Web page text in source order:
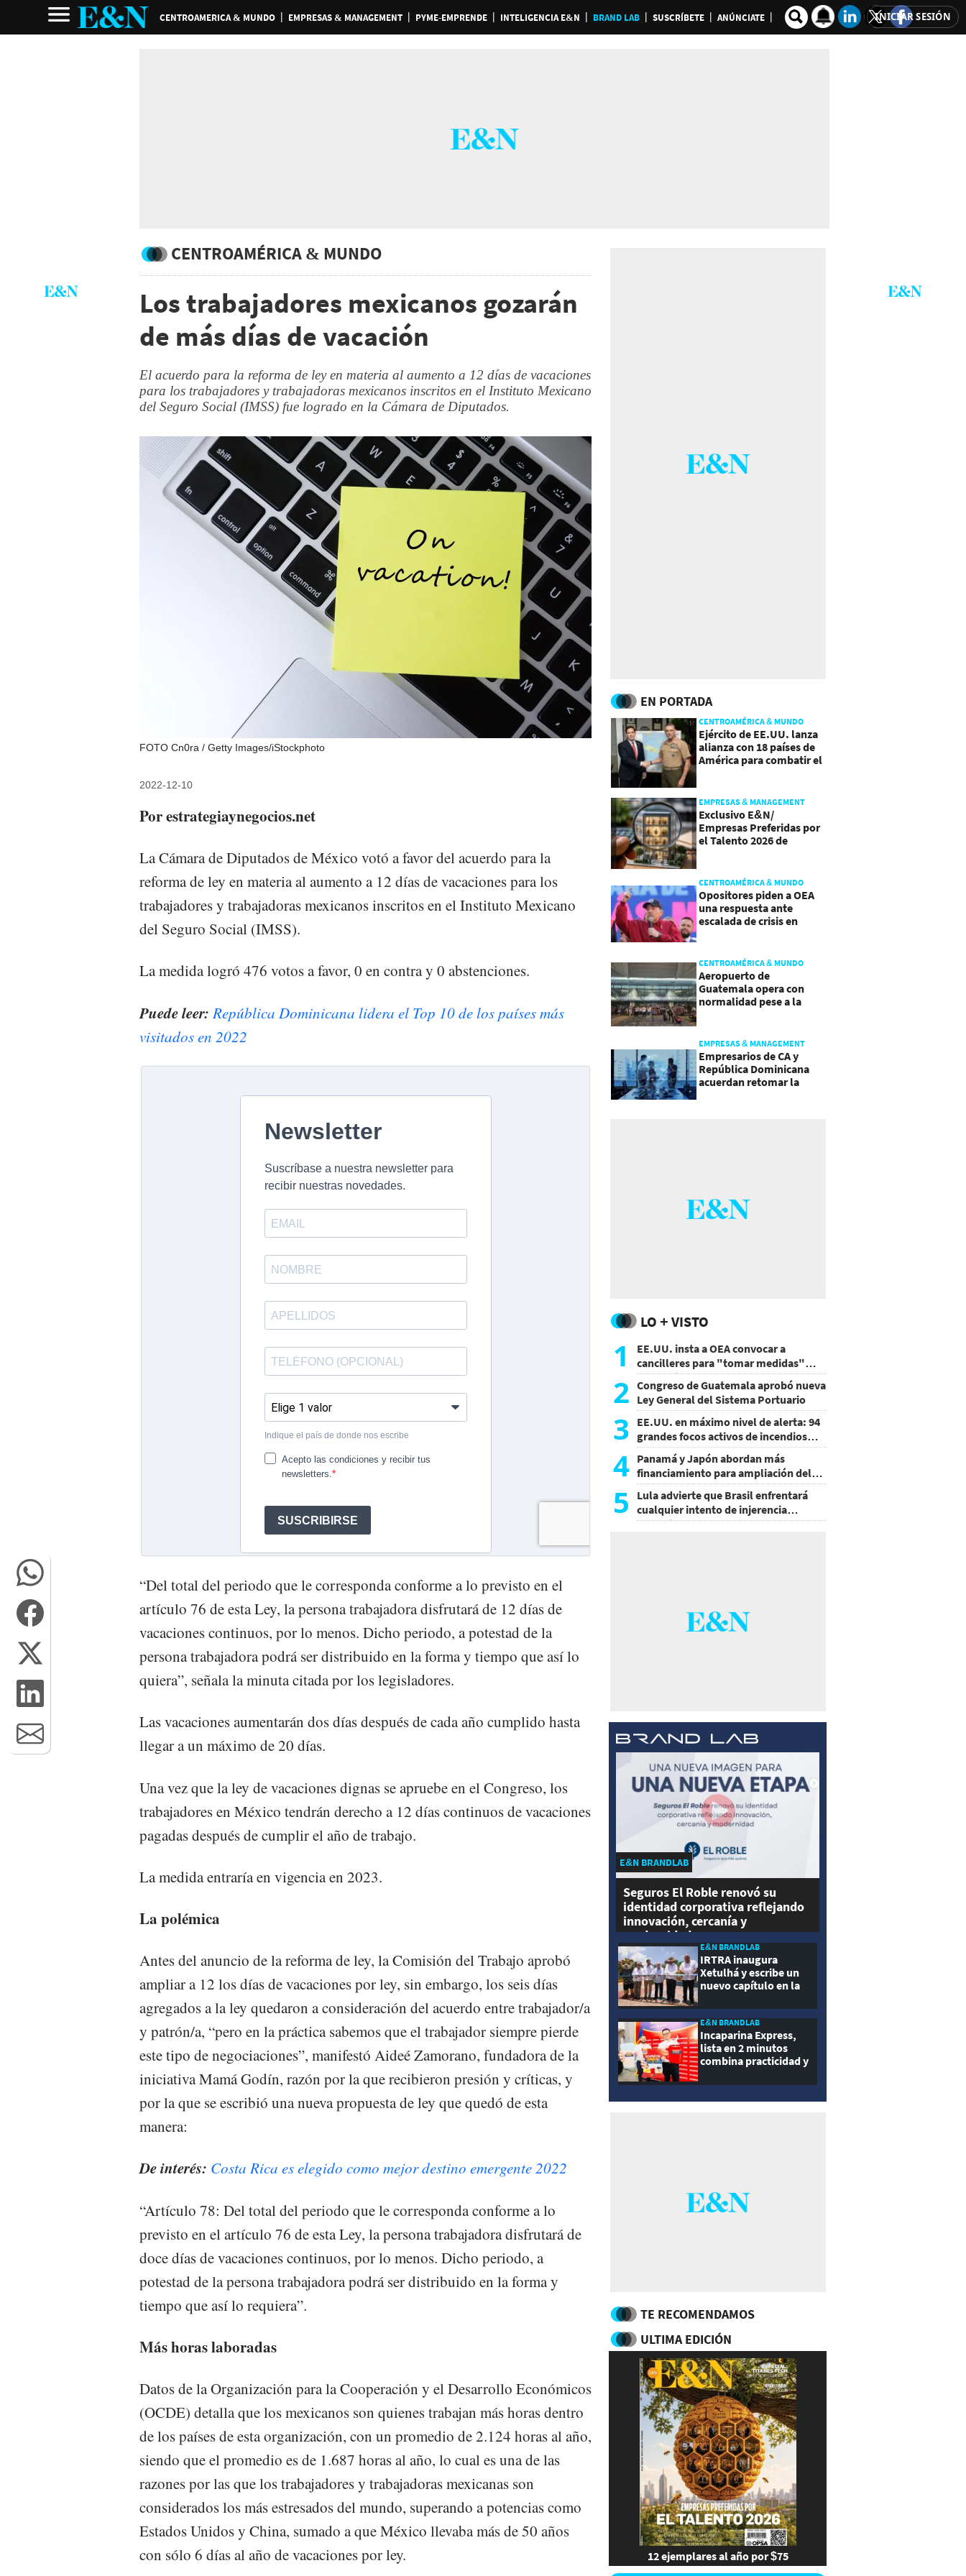
CENTROAMERICA & MUNDO EMPRESAS & MANAGEMENT PYME-EMPRENDE INTELIGENCIA E&N BRAND LAB SUSCRÍBETE ANÚNCIATE INICIAR SESIÓN
CENTROAMÉRICA & MUNDO
Los trabajadores mexicanos gozarán
de más días de vacación
El acuerdo para la reforma de ley en materia al aumento a 12 días de vacaciones
para los trabajadores y trabajadoras mexicanos inscritos en el Instituto Mexicano
del Seguro Social (IMSS) fue logrado en la Cámara de Diputados.
FOTO Cn0ra / Getty Images/iStockphoto
2022-12-10
Por estrategiaynegocios.net
La Cámara de Diputados de México votó a favor del acuerdo para la
reforma de ley en materia al aumento a 12 días de vacaciones para los
trabajadores y trabajadoras mexicanos inscritos en el Instituto Mexicano
del Seguro Social (IMSS).
La medida logró 476 votos a favor, 0 en contra y 0 abstenciones.
Puede leer:República Dominicana lidera el Top 10 de los países más
visitados en 2022
“Del total del periodo que le corresponda conforme a lo previsto en el
artículo 76 de esta Ley, la persona trabajadora disfrutará de 12 días de
vacaciones continuos, por lo menos. Dicho periodo, a potestad de la
persona trabajadora podrá ser distribuido en la forma y tiempo que así lo
quiera”, señala la minuta citada por los legisladores.
Las vacaciones aumentarán dos días después de cada año cumplido hasta
llegar a un máximo de 20 días.
Una vez que la ley de vacaciones dignas se apruebe en el Congreso, los
trabajadores en México tendrán derecho a 12 días continuos de vacaciones
pagadas después de cumplir el año de trabajo.
La medida entraría en vigencia en 2023.
La polémica
Antes del anuncio de la reforma de ley, la Comisión del Trabajo aprobó
ampliar a 12 los días de vacaciones por ley, sin embargo, los seis días
agregados a la ley quedaron a consideración del acuerdo entre trabajador/a
y patrón/a, “pero en la práctica sabemos que el trabajador siempre pierde
este tipo de negociaciones”, manifestó Aideé Zamorano, fundadora de la
iniciativa Mamá Godín, razón por la que recibieron presión y críticas, y
por la que se escribió una nueva propuesta de ley que quedó de esta
manera:
De interés: Costa Rica es elegido como mejor destino emergente 2022
“Artículo 78: Del total del periodo que le corresponda conforme a lo
previsto en el artículo 76 de esta Ley, la persona trabajadora disfrutará de
doce días de vacaciones continuos, por lo menos. Dicho periodo, a
potestad de la persona trabajadora podrá ser distribuido en la forma y
tiempo que así lo requiera”.
Más horas laboradas
Datos de la Organización para la Cooperación y el Desarrollo Económicos
(OCDE) detalla que los mexicanos son quienes trabajan más horas dentro
de los países de esta organización, con un promedio de 2.124 horas al año,
siendo que el promedio es de 1.687 horas al año, lo cual es una de las
razones por las que los trabajadores y trabajadoras mexicanas son
considerados los más estresados del mundo, superando a potencias como
Estados Unidos y China, sumado a que México llevaba más de 50 años
con sólo 6 días al año de vacaciones por ley.
EN PORTADA
CENTROAMÉRICA & MUNDO
Ejército de EE.UU. lanza
alianza con 18 países de
América para combatir el
EMPRESAS & MANAGEMENT
Exclusivo E&N/
Empresas Preferidas por
el Talento 2026 de
CENTROAMÉRICA & MUNDO
Opositores piden a OEA
una respuesta ante
escalada de crisis en
CENTROAMÉRICA & MUNDO
Aeropuerto de
Guatemala opera con
normalidad pese a la
EMPRESAS & MANAGEMENT
Empresarios de CA y
República Dominicana
acuerdan retomar la
LO + VISTO
1
EE.UU. insta a OEA convocar a
cancilleres para "tomar medidas"
sobre Nicaragua
2 Congreso de Guatemala aprobó nueva
Ley General del Sistema Portuario
3 EE.UU. en máximo nivel de alerta: 94
grandes focos activos de incendios
forestales
4 Panamá y Japón abordan más
financiamiento para ampliación del
metro
5
Lula advierte que Brasil enfrentará
cualquier intento de injerencia
extranjera
E&N BRANDLAB
Seguros El Roble renovó su
identidad corporativa reflejando
innovación, cercanía y
modernidad
E&N BRANDLAB
IRTRA inaugura
Xetulhá y escribe un
nuevo capítulo en la
recreación de
Guatemala
E&N BRANDLAB
Incaparina Express,
lista en 2 minutos
combina practicidad y
TE RECOMENDAMOS
ULTIMA EDICIÓN
12 ejemplares al año por $75